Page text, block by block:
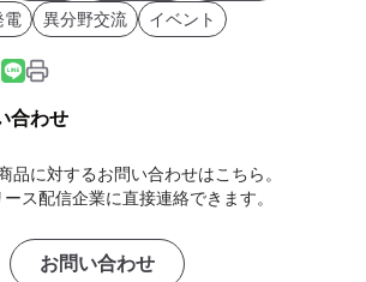
電 異分野交流 イベント
合わせ
品に対するお問い合わせはこちら。
ス配信企業に直接連絡できます。
お問い合わせ